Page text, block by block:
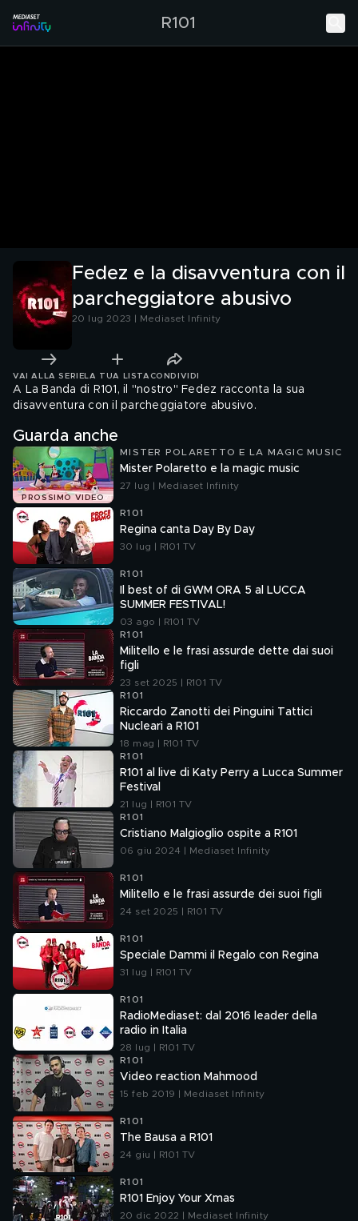
R101
Fedez e la disavventura con il
parcheggiatore abusivo
20 lug 2023 | Mediaset Infinity
VAI ALLA SERIE LA TUA LISTA CONDIVIDI
A La Banda di R101, il "nostro" Fedez racconta la sua
disavventura con il parcheggiatore abusivo.
Guarda anche
PROSSIMO VIDEO
MISTER POLARETTO E LA MAGIC MUSIC
Mister Polaretto e la magic music
27 lug | Mediaset Infinity
R101
Regina canta Day By Day
30 lug | R101 TV
R101
Il best of di GWM ORA 5 al LUCCA
SUMMER FESTIVAL!
03 ago | R101 TV
R101
Militello e le frasi assurde dette dai suoi
figli
23 set 2025 | R101 TV
R101
Riccardo Zanotti dei Pinguini Tattici
Nucleari a R101
18 mag | R101 TV
R101
R101 al live di Katy Perry a Lucca Summer
Festival
21 lug | R101 TV
R101
Cristiano Malgioglio ospite a R101
06 giu 2024 | Mediaset Infinity
R101
Militello e le frasi assurde dei suoi figli
24 set 2025 | R101 TV
R101
Speciale Dammi il Regalo con Regina
31 lug | R101 TV
R101
RadioMediaset: dal 2016 leader della
radio in Italia
28 lug | R101 TV
R101
Video reaction Mahmood
15 feb 2019 | Mediaset Infinity
R101
The Bausa a R101
24 giu | R101 TV
R101
R101 Enjoy Your Xmas
20 dic 2022 | Mediaset Infinity